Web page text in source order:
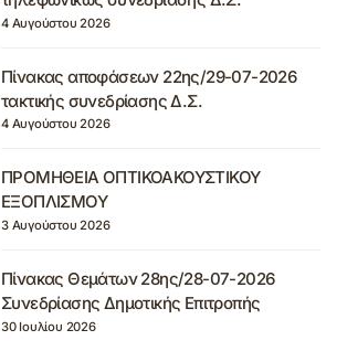
4 Αυγούστου 2026
Πίνακας αποφάσεων 22ης/29-07-2026
τακτικής συνεδρίασης Δ.Σ.
4 Αυγούστου 2026
ΠΡΟΜΗΘΕΙΑ ΟΠΤΙΚΟΑΚΟΥΣΤΙΚΟΥ
ΕΞΟΠΛΙΣΜΟΥ
3 Αυγούστου 2026
Πίνακας Θεμάτων 28ης/28-07-2026
Συνεδρίασης Δημοτικής Επιτροπής
30 Ιουλίου 2026